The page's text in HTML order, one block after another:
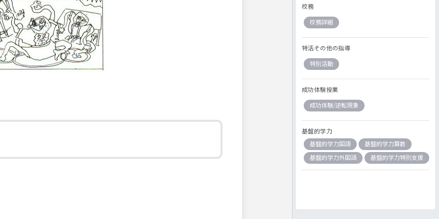
校務
校務詳細
特活その他の指導
特別活動
成功体験授業
成功体験/逆転現象
基盤的学力
基盤的学力国語
基盤的学力算数
基盤的学力外国語
基盤的学力特別支援